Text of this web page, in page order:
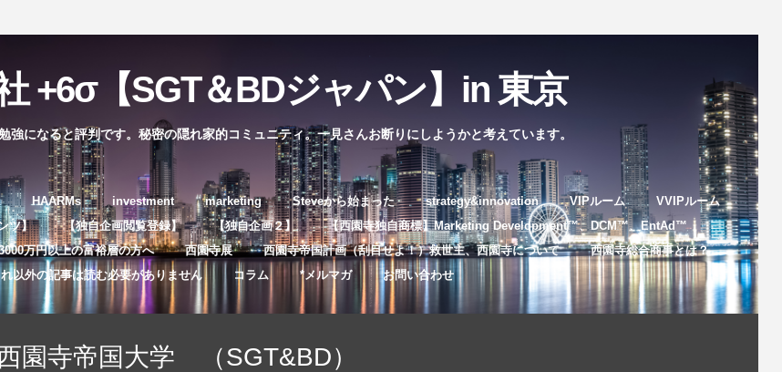
+6σ【SGT＆BDジャパン】in 東京
強になると評判です。秘密の隠れ家的コミュニティ。一見さんお断りにしようかと考えています。
コ
ン
テ
ン
HAARMs investment marketing Steveから始まった strategy&innovation VIPルーム
VVIPルーム
ツ】 【独自企画閲覧登録】 【独自企画２】
【西園寺独自商標】Marketing Development™️、DCM™️、EntAd™️
万円以上の富裕層の方へ 西園寺展 西園寺帝国計画（刮目せよ！）救世主、西園寺について
西園寺総合商事とは？
れ以外の記事は読む必要がありません コラム *メルマガ お問い合わせ
園寺帝国大学 （SGT&BD）